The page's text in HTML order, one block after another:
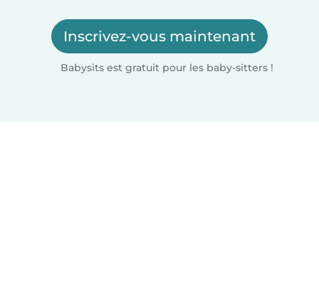
Inscrivez-vous maintenant
Babysits est gratuit pour les baby-sitters !